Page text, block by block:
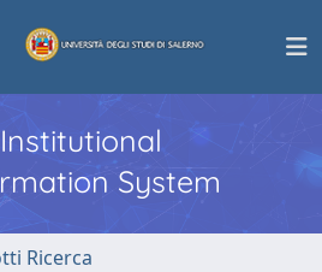
Institutional
System
Ricerca